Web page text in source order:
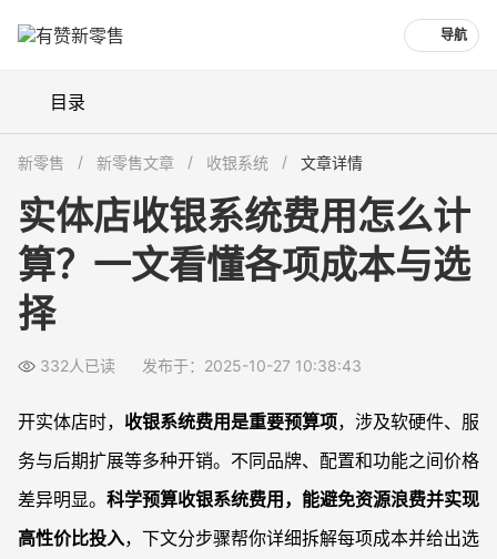
导航
目录
如何选择适合自己门店规模和业态的收银系统类型
收银系统价格是否包含售后服务和功能扩展？
收银系统软件和硬件可以分开买吗？会影响使用吗
SaaS收银系统和一次性买断系统费用差距大吗
已购买收银系统后，后续还能单独升级功能吗？
新零售 新零售文章 收银系统 文章详情
实体店收银系统费用怎么计
算？一文看懂各项成本与选
择
332人已读 发布于：2025-10-27 10:38:43
开实体店时， 收银系统费用是重要预算项，涉及软硬件、服
务与后期扩展等多种开销。不同品牌、配置和功能之间价格
差异明显。 科学预算收银系统费用，能避免资源浪费并实现
高性价比投入，下文分步骤帮你详细拆解每项成本并给出选